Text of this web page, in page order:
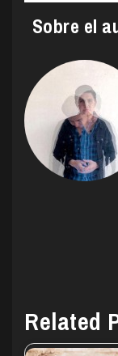
Sobre el
Related